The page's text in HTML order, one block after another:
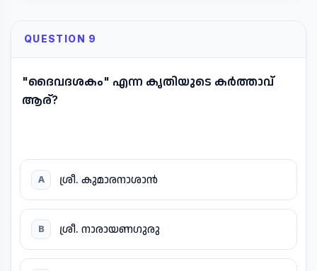
QUESTION 9
"ദൈവദശകം" എന്ന കൃതിയുടെ കർത്താവ്
ആര്?
A ശ്രീ. കുമാരനാശാൻ
B ശ്രീ. നാരായണഗുരു